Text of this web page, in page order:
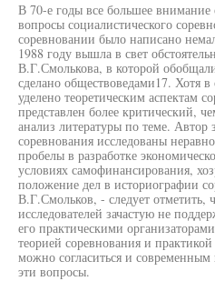
В 70-е годы все большее
вопросы социалистического
соревновании было написано
1988 году вышла в свет
В.Г.Смолькова, в которой
сделано обществоведами17. Хотя
уделено теоретическим аспектам
представлен более критический,
анализ литературы по теме. Автор
соревнования исследованы
пробелы в разработке
условиях самофинансирования,
положение дел в историографии
В.Г.Смольков, - следует отметить,
исследователей зачастую не
его практическими
теорией соревнования и
можно согласиться и
эти вопросы.